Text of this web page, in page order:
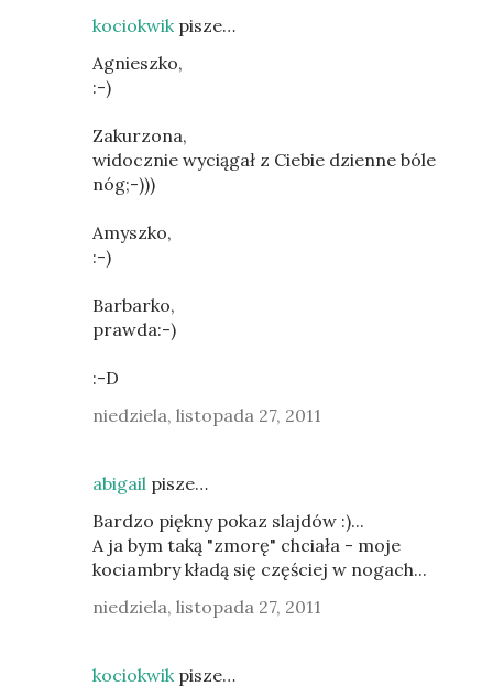
kociokwikpisze…
Agnieszko,
:-)
Zakurzona,
widocznie wyciągał z Ciebie dzienne bóle
nóg;-)))
Amyszko,
:-)
Barbarko,
prawda:-)
:-D
niedziela, listopada 27, 2011
abigail pisze…
Bardzo piękny pokaz slajdów :)...
A ja bym taką "zmorę" chciała - moje
kociambry kładą się częściej w nogach...
niedziela, listopada 27, 2011
kociokwikpisze…